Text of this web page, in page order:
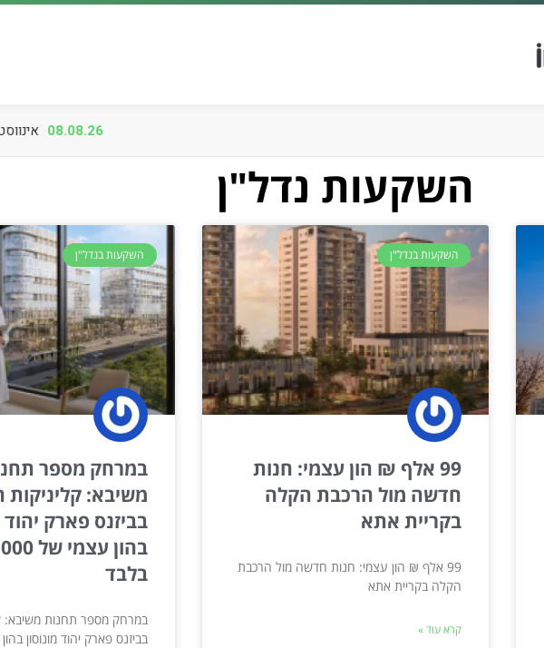
השקעות נדל"ן
השקעות בנדל"ן
99 אלף ₪ הון עצמי: חנות
חדשה מול הרכבת הקלה
בקריית אתא
99 אלף ₪ הון עצמי: חנות חדשה מול הרכבת
הקלה בקריית אתא
קרא עוד »
השקעות בנדל"ן
במרחק מספר
משיבא:
בביזנס פארק יהוד
בלבד
במרחק מספר תחנות משיבא:
בביזנס פארק יהוד מונוסון